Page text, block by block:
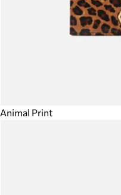
Animal Print